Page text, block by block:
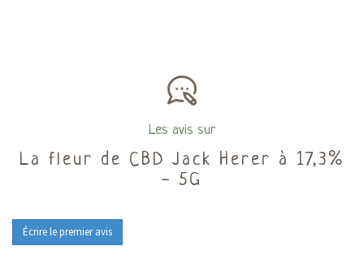
Les avis sur
La fleur de CBD Jack Herer à 17,3%
- 5G
Écrire le premier avis